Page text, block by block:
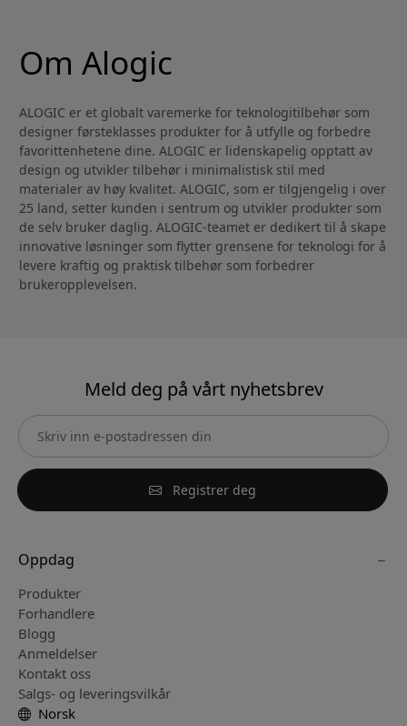
Om Alogic
ALOGIC er et globalt varemerke for teknologitilbehør som
designer førsteklasses produkter for å utfylle og forbedre
favorittenhetene dine. ALOGIC er lidenskapelig opptatt av
design og utvikler tilbehør i minimalistisk stil med
materialer av høy kvalitet. ALOGIC, som er tilgjengelig i over
25 land, setter kunden i sentrum og utvikler produkter som
de selv bruker daglig. ALOGIC-teamet er dedikert til å skape
innovative løsninger som flytter grensene for teknologi for å
levere kraftig og praktisk tilbehør som forbedrer
brukeropplevelsen.
Meld deg på vårt nyhetsbrev
Registrer deg
Oppdag
Produkter
Forhandlere
Blogg
Anmeldelser
Kontakt oss
Salgs- og leveringsvilkår
Norsk